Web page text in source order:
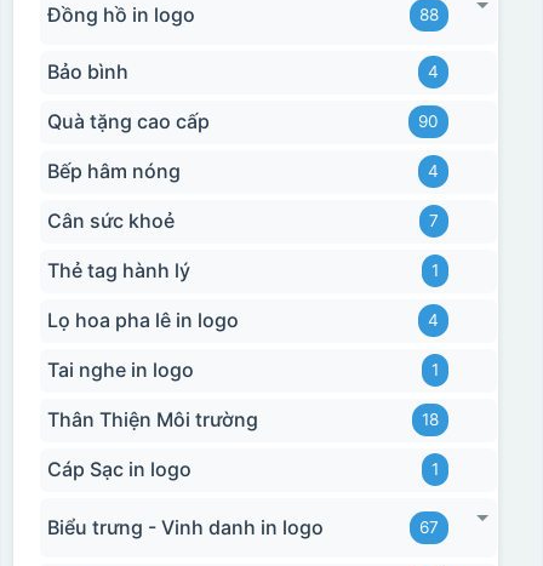
Đồng hồ in logo 88
Bảo bình 4
Quà tặng cao cấp 90
Bếp hâm nóng 4
Cân sức khoẻ 7
Thẻ tag hành lý 1
Lọ hoa pha lê in logo 4
Tai nghe in logo 1
Thân Thiện Môi trường 18
Cáp Sạc in logo 1
Biểu trưng - Vinh danh in logo 67